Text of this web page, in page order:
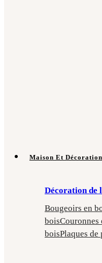
Maison Et Décoration
Décoration de
Bougeoirs en
boisCouronnes
boisPlaques de